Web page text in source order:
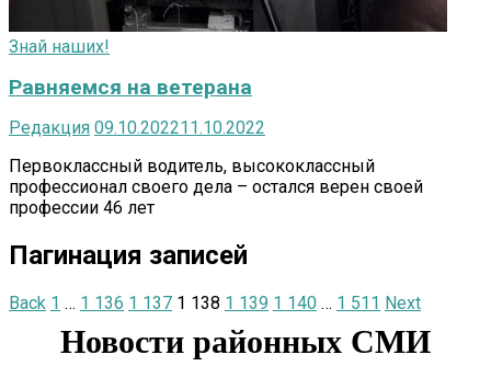
Знай наших!
Равняемся на ветерана
Редакция 09.10.202211.10.2022
Первоклассный водитель, высококлассный
профессионал своего дела – остался верен своей
профессии 46 лет
Пагинация записей
Back 1 … 1 136 1 137 1 138 1 139 1 140 … 1 511 Next